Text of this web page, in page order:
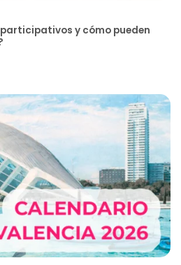
y cómo pueden